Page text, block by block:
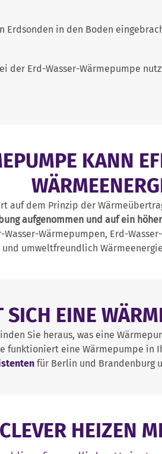
Erdsonden in den Boden
der Erd-Wasser-Wärmepumpe
KANN
auf dem Prinzip der
aufgenommen und auf ein
Wärmepumpen, Erd-
umweltfreundlich
SICH EINE
Sie heraus, was eine
funktioniert eine Wärmepumpe
für Berlin und Brandenburg
CLEVER HEIZEN